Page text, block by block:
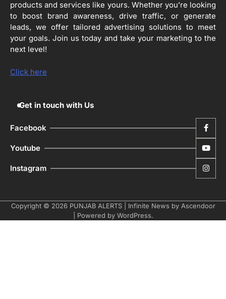
4
ਹੁਸ਼ਿਆਰਪੁਰ ਜ਼ਿਲ੍ਹੇ ਵ‘ ਈ.ਐੱਫ. ਡਿਜੀਟਾਈਜ਼ੇਸ਼ਨ
ਦਾ ਕੰਮ 99.92 ਫੀਸਦੀ ਮੁਕੰਮਲ: ਜ਼ਿਲ੍ਹਾ ਚੋਣ
ਅਫ਼ਸਰ
Editor
5
products and services like yours. Whether you’re looking
to boost brand awareness, drive traffic, or generate
leads, we offer tailored advertising solutions to meet
your goals. Join us today and take your marketing to the
next level!
Click here
Get in touch with Us
Facebook
Youtube
Instagram
Copyright © 2026 PUNJAB ALERTS| Infinite News by Ascendoor
| Powered by WordPress.